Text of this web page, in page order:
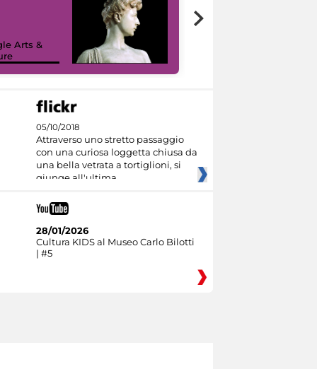
Arts &
05/10/2018
Attraverso uno stretto passaggio
con una curiosa loggetta chiusa da
una bella vetrata a tortiglioni, si
giunge all'ultima
28/01/2026
Cultura KIDS al Museo Carlo Bilotti
| #5